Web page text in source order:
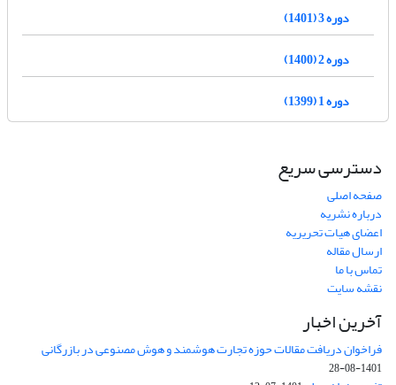
دوره 3 (1401)
دوره 2 (1400)
دوره 1 (1399)
دسترسی سریع
صفحه اصلی
درباره نشریه
اعضای هیات تحریریه
ارسال مقاله
تماس با ما
نقشه سایت
آخرین اخبار
فراخوان دریافت مقالات حوزه تجارت هوشمند و هوش مصنوعی در بازرگانی
1401-08-28